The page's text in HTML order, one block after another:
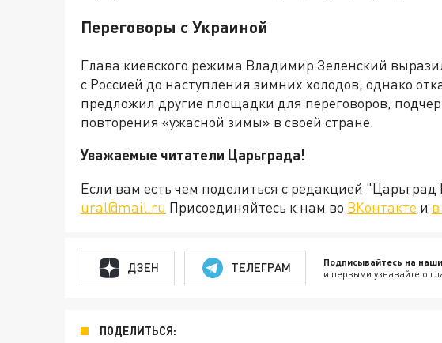
Переговоры с Украиной
Глава киевского режима Владимир Зеленский
с Россией до наступления зимних холодов, однако
предложил другие площадки для переговоров,
повторения «ужасной зимы» в своей стране.
Уважаемые читатели Царьграда!
Если вам есть чем поделиться с редакцией
ural@mail.ru Присоединяйтесь к нам во ВКонтакте и
ДЗЕН ТЕЛЕГРАМ Подписывайтесь на
и первыми узнавайте о
ПОДЕЛИТЬСЯ: